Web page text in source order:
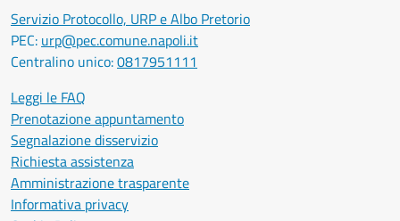
Servizio Protocollo, URP e Albo Pretorio
PEC: urp@pec.comune.napoli.it
Centralino unico:0817951111
Leggi le FAQ
Prenotazione appuntamento
Segnalazione disservizio
Richiesta assistenza
Amministrazione trasparente
Informativa privacy